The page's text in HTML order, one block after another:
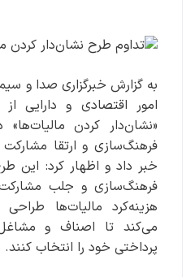
به گزارش خبرگزاری صدا و
امور اقتصادی و دارایی
فرهنگ‌سازی و ارتقا
خبر داد و اظهار کرد: این
فرهنگ‌سازی و جلب
هزینه‌کرد مالیات‌ها
می‌کند تا اصناف و
پرداختی خود را انتخاب کنند.